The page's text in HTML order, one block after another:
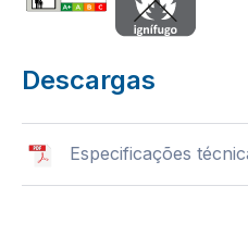
Descargas
Especificações